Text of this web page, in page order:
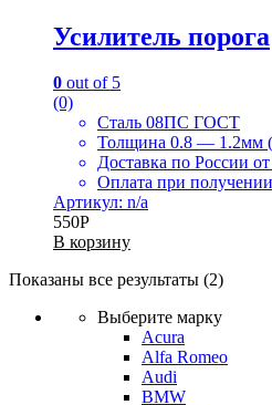
Усилитель порога
0 out of 5
(0)
Сталь 08ПС ГОСТ
Толщина 0.8 — 1.2мм
Доставка по России
Оплата при получении
Артикул: n/a
550Р
В корзину
Показаны все результаты (2)
Выберите марку
Acura
Alfa Romeo
Audi
BMW